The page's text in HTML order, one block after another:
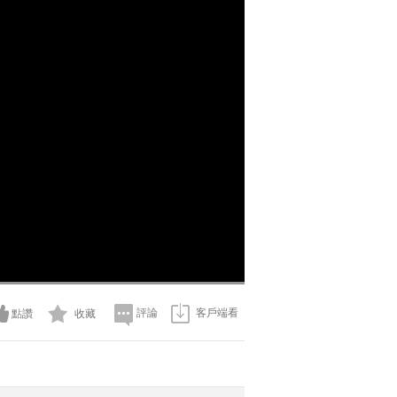
點讚 收藏 評論 客戶端看